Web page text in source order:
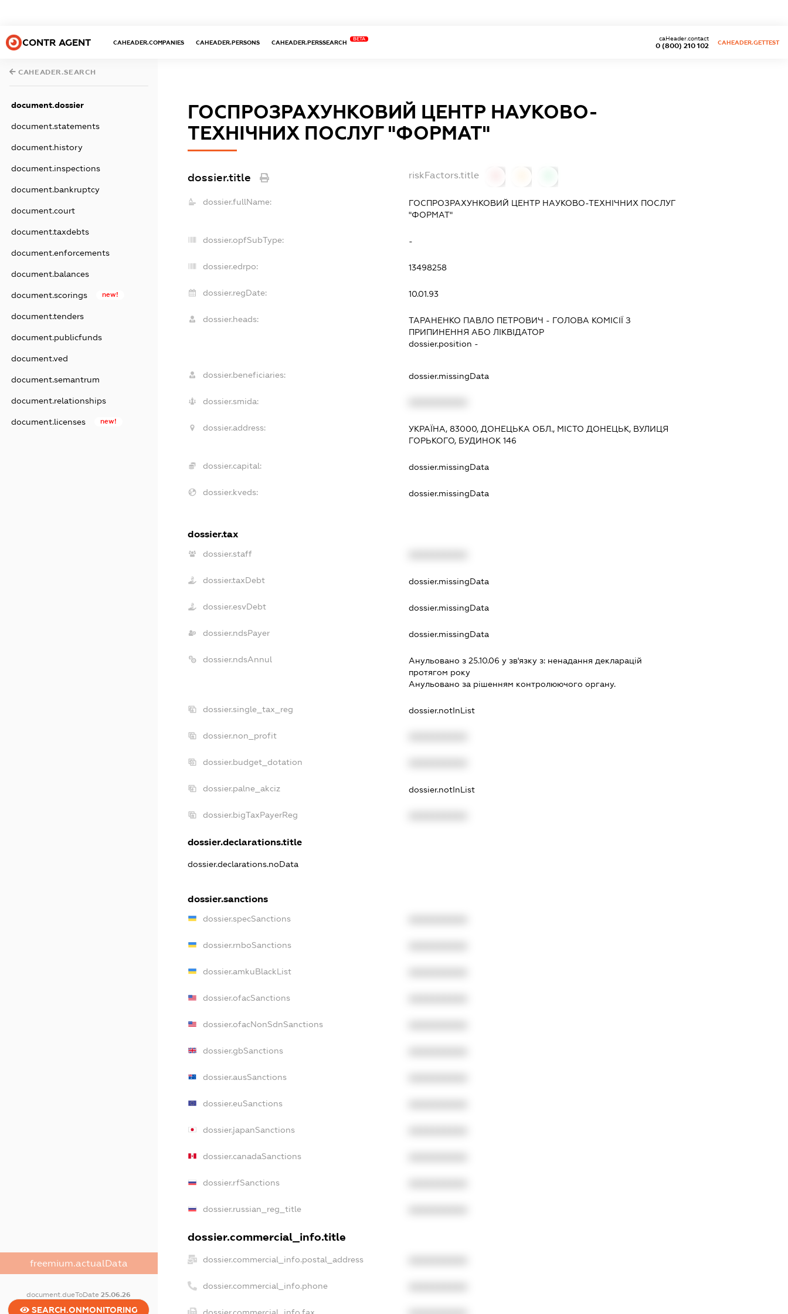
CONTR AGENT CAHEADER.COMPANIES CAHEADER.PERSONS CAHEADER.PERSSEARCH
BETA
0 (800) 210 102
caHeader.contact
CAHEADER.GETTEST
CAHEADER.SEARCH
document.dossier
document.statements
document.history
document.inspections
document.bankruptcy
document.court
document.taxdebts
document.enforcements
document.balances
document.scorings new!
document.tenders
document.publicfunds
document.ved
document.semantrum
document.relationships
document.licenses new!
freemium.actualData
document.dueToDate25.06.26
SEARCH.ONMONITORING
ГОСПРОЗРАХУНКОВИЙ ЦЕНТР НАУКОВО-
ТЕХНІЧНИХ ПОСЛУГ "ФОРМАТ"
dossier.title riskFactors.title
dossier.fullName:
ГОСПРОЗРАХУНКОВИЙ ЦЕНТР НАУКОВО-ТЕХНІЧНИХ ПОСЛУГ
"ФОРМАТ"
dossier.opfSubType: -
dossier.edrpo: 13498258
dossier.regDate: 10.01.93
dossier.heads: ТАРАНЕНКО ПАВЛО ПЕТРОВИЧ - ГОЛОВА КОМІСІЇ З
ПРИПИНЕННЯ АБО ЛІКВІДАТОР
dossier.position -
dossier.beneficiaries: dossier.missingData
dossier.smida:
dossier.address:
УКРАЇНА, 83000, ДОНЕЦЬКА ОБЛ., МІСТО ДОНЕЦЬК, ВУЛИЦЯ
ГОРЬКОГО, БУДИНОК 146
dossier.capital: dossier.missingData
dossier.kveds: dossier.missingData
dossier.tax
dossier.staff
dossier.taxDebt dossier.missingData
dossier.esvDebt dossier.missingData
dossier.ndsPayer dossier.missingData
dossier.ndsAnnul Анульовано з 25.10.06 у зв'язку з: ненадання декларацiй
протягом року
Анульовано за рiшенням контролюючого органу.
dossier.single_tax_reg dossier.notInList
dossier.non_profit
dossier.budget_dotation
dossier.palne_akciz dossier.notInList
dossier.bigTaxPayerReg
dossier.declarations.title
dossier.declarations.noData
dossier.sanctions
dossier.specSanctions
dossier.rnboSanctions
dossier.amkuBlackList
dossier.ofacSanctions
dossier.ofacNonSdnSanctions
dossier.gbSanctions
dossier.ausSanctions
dossier.euSanctions
dossier.japanSanctions
dossier.canadaSanctions
dossier.rfSanctions
dossier.russian_reg_title
dossier.commercial_info.title
dossier.commercial_info.postal_address
dossier.commercial_info.phone